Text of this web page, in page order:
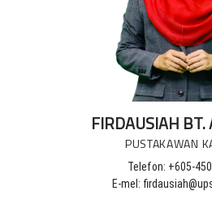
FIRDAUSIAH
PUSTAKAWAN
Telefon: +605-
E-mel: